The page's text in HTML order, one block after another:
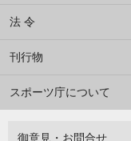
法 令
刊行物
スポーツ庁について
御意見・お問合せ